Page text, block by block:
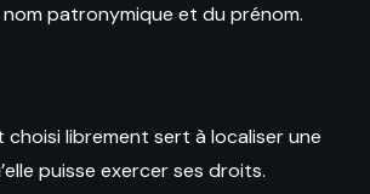
patronymique et du prénom.
choisi librement sert à localiser une
puisse exercer ses droits.